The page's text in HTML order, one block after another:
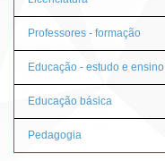
Professores - formação
Educação - estudo e ensino
Educação básica
Pedagogia